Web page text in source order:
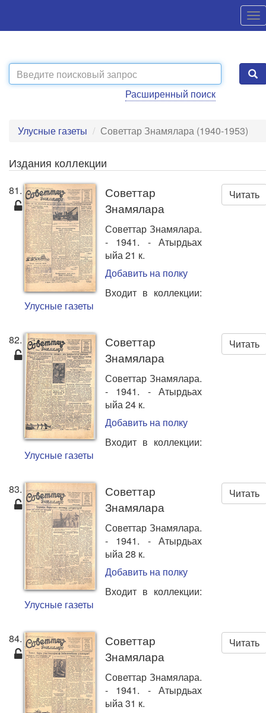
Расширенный поиск
Улусные газеты Советтар Знамялара (1940-1953)
Издания коллекции
81. Читать
Советтар
Знамялара
Советтар Знамялара.
- 1941. - Атырдьах
ыйа 21 к.
Добавить на полку
Входит в коллекции:
Улусные газеты
82. Читать
Советтар
Знамялара
Советтар Знамялара.
- 1941. - Атырдьах
ыйа 24 к.
Добавить на полку
Входит в коллекции:
Улусные газеты
83. Читать
Советтар
Знамялара
Советтар Знамялара.
- 1941. - Атырдьах
ыйа 28 к.
Добавить на полку
Входит в коллекции:
Улусные газеты
84. Читать
Советтар
Знамялара
Советтар Знамялара.
- 1941. - Атырдьах
ыйа 31 к.